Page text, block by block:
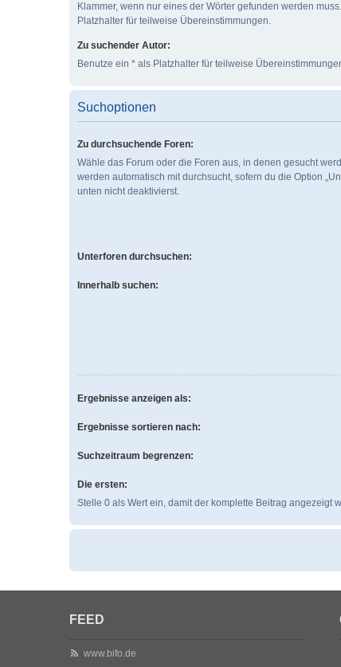
Klammer, wenn nur eines der Wörter gefunden werden
Platzhalter für teilweise Übereinstimmungen.
Zu suchender Autor:
Benutze ein * als Platzhalter für teilweise
Suchoptionen
Zu durchsuchende Foren:
Wähle das Forum oder die Foren aus, in denen gesucht
werden automatisch mit durchsucht, sofern du die Option
unten nicht deaktivierst.
Unterforen durchsuchen:
Innerhalb suchen:
Ergebnisse anzeigen als:
Ergebnisse sortieren nach:
Suchzeitraum begrenzen:
Die ersten:
Stelle 0 als Wert ein, damit der komplette Beitrag angezeigt
FEED
www.bifo.de